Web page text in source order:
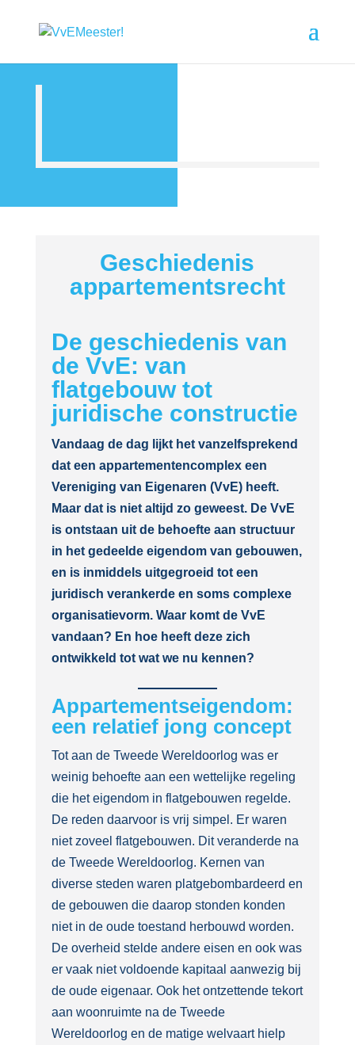
Geschiedenis
appartementsrecht
De geschiedenis van
de VvE: van
flatgebouw tot
juridische constructie
Vandaag de dag lijkt het vanzelfsprekend
dat een appartementencomplex een
Vereniging van Eigenaren (VvE) heeft.
Maar dat is niet altijd zo geweest. De VvE
is ontstaan uit de behoefte aan structuur
in het gedeelde eigendom van gebouwen,
en is inmiddels uitgegroeid tot een
juridisch verankerde en soms complexe
organisatievorm. Waar komt de VvE
vandaan? En hoe heeft deze zich
ontwikkeld tot wat we nu kennen?
Appartementseigendom:
een relatief jong concept
Tot aan de Tweede Wereldoorlog was er
weinig behoefte aan een wettelijke regeling
die het eigendom in flatgebouwen regelde.
De reden daarvoor is vrij simpel. Er waren
niet zoveel flatgebouwen. Dit veranderde na
de Tweede Wereldoorlog. Kernen van
diverse steden waren platgebombardeerd en
de gebouwen die daarop stonden konden
niet in de oude toestand herbouwd worden.
De overheid stelde andere eisen en ook was
er vaak niet voldoende kapitaal aanwezig bij
de oude eigenaar. Ook het ontzettende tekort
aan woonruimte na de Tweede
Wereldoorlog en de matige welvaart hielp